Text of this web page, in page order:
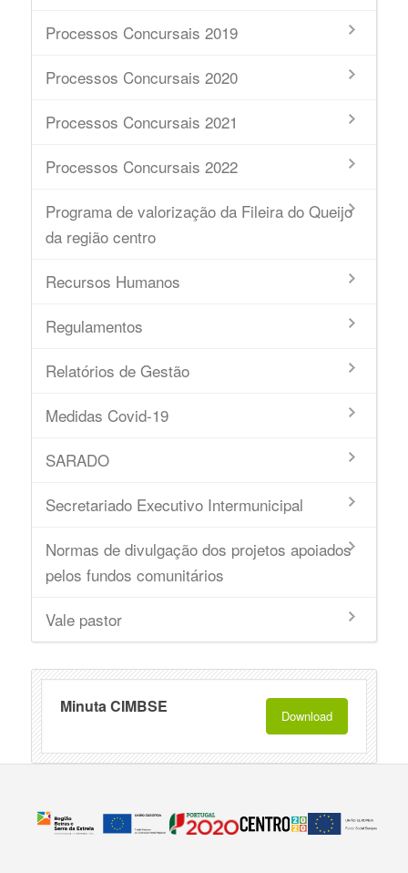
Processos Concursais 2019
Processos Concursais 2020
Processos Concursais 2021
Processos Concursais 2022
Programa de valorização da Fileira do Queijo
da região centro
Recursos Humanos
Regulamentos
Relatórios de Gestão
Medidas Covid-19
SARADO
Secretariado Executivo Intermunicipal
Normas de divulgação dos projetos apoiados
pelos fundos comunitários
Vale pastor
Minuta CIMBSE Download